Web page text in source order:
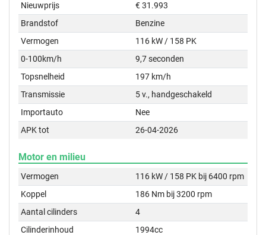
Nieuwprijs
€ 31.993
Brandstof
Benzine
Vermogen
116 kW / 158 PK
0-100km/h
9,7 seconden
Topsnelheid
197 km/h
Transmissie
5 v., handgeschakeld
Importauto
Nee
APK tot
26-04-2026
Motor en milieu
Vermogen
116 kW / 158 PK bij 6400 rpm
Koppel
186 Nm bij 3200 rpm
Aantal cilinders
4
Cilinderinhoud
1994cc